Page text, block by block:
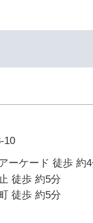
10
ーケード 徒歩 約
徒歩 約5分
徒歩 約5分